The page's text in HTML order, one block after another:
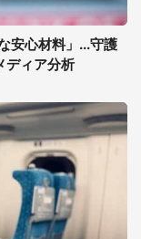
安心材料」...守護
ディア分析